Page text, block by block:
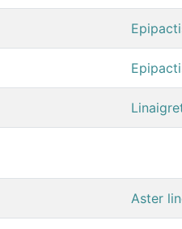
Aster